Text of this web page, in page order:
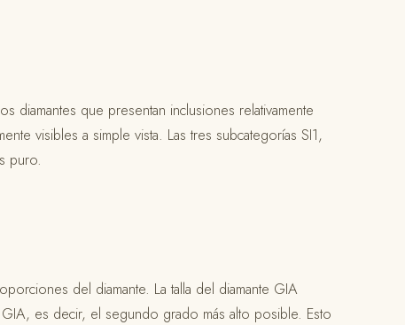
diamantes que presentan inclusiones relativamente
visibles a simple vista. Las tres subcategorías SI1,
puro.
del diamante. La talla del diamante GIA
es decir, el segundo grado más alto posible. Esto